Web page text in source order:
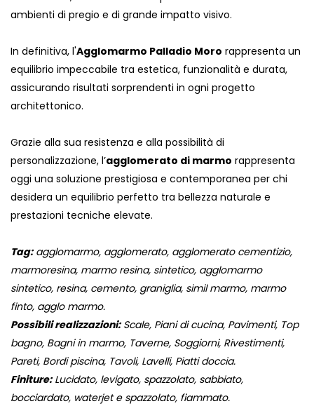
ambienti di pregio e di grande impatto visivo.
In definitiva, l'Agglomarmo Palladio Moro rappresenta un
equilibrio impeccabile tra estetica, funzionalità e durata,
assicurando risultati sorprendenti in ogni progetto
architettonico.
Grazie alla sua resistenza e alla possibilità di
personalizzazione, l’agglomerato di marmo rappresenta
oggi una soluzione prestigiosa e contemporanea per chi
desidera un equilibrio perfetto tra bellezza naturale e
prestazioni tecniche elevate.
Tag:agglomarmo, agglomerato, agglomerato cementizio,
marmoresina, marmo resina, sintetico, agglomarmo
sintetico, resina, cemento, graniglia, simil marmo, marmo
finto, agglo marmo.
Possibili realizzazioni:Scale, Piani di cucina, Pavimenti, Top
bagno, Bagni in marmo, Taverne, Soggiorni, Rivestimenti,
Pareti, Bordi piscina, Tavoli, Lavelli, Piatti doccia.
Finiture:Lucidato, levigato, spazzolato, sabbiato,
bocciardato, waterjet e spazzolato, fiammato.